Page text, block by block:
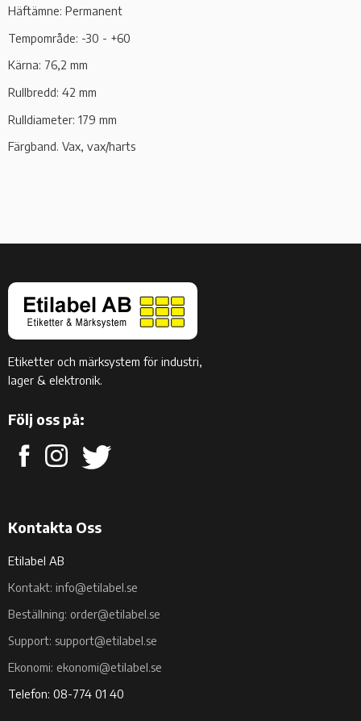
Häftämne: Permanent
Tempområde: -30 - +60
Kärna: 76,2 mm
Rullbredd: 42 mm
Rulldiameter: 179 mm
Färgband. Vax, vax/harts
Etiketter och märksystem för industri,
lager & elektronik.
Följ oss på:
Kontakta Oss
Etilabel AB
Kontakt: info@etilabel.se
Beställning: order@etilabel.se
Support: support@etilabel.se
Ekonomi: ekonomi@etilabel.se
Telefon: 08-774 01 40